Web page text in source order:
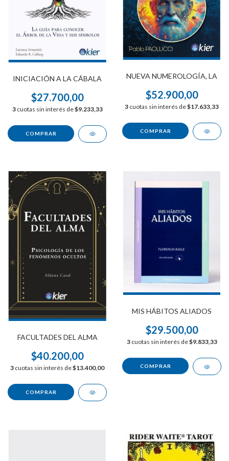
INICIACIÓN A LA CÁBALA
$27.700,00
3 cuotas sin interés de$9.233,33
NUEVA NUMEROLOGÍA, LA
$52.900,00
3 cuotas sin interés de$17.633,33
FACULTADES DEL ALMA
$40.200,00
3 cuotas sin interés de$13.400,00
MIS HÁBITOS ALIADOS
$29.500,00
3 cuotas sin interés de$9.833,33